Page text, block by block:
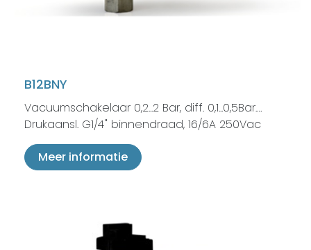
B12BNY
Vacuumschakelaar 0,2...2 Bar, diff. 0,1...0,5Bar.…
Drukaansl. G1/4" binnendraad, 16/6A 250Vac
Meer informatie